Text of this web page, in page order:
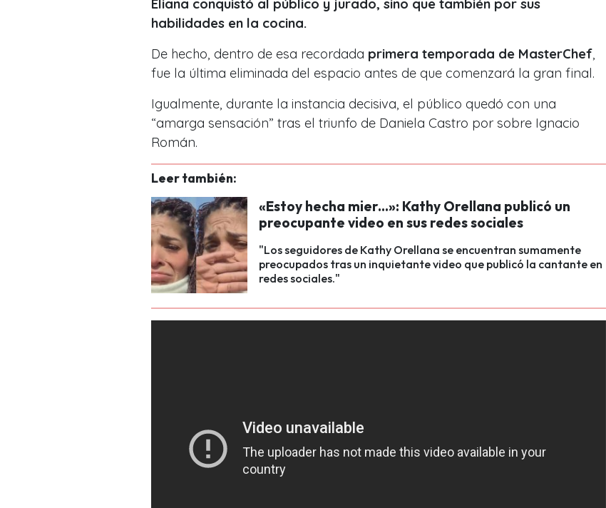
Eliana conquistó al público y jurado, sino que también por sus
habilidades en la cocina.
De hecho, dentro de esa recordada primera temporada de MasterChef,
fue la última eliminada del espacio antes de que comenzará la gran final.
Igualmente, durante la instancia decisiva, el público quedó con una
“amarga sensación” tras el triunfo de Daniela Castro por sobre Ignacio
Román.
Leer también:
«Estoy hecha mier...»: Kathy Orellana publicó un
preocupante video en sus redes sociales
"Los seguidores de Kathy Orellana se encuentran sumamente
preocupados tras un inquietante video que publicó la cantante en
redes sociales."